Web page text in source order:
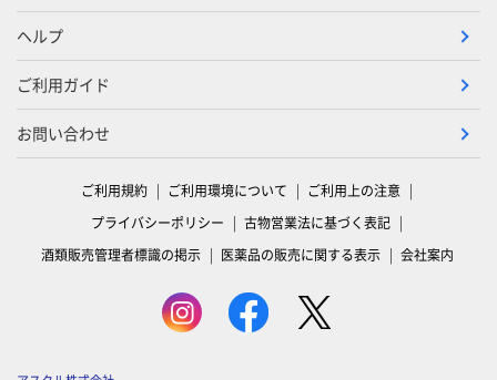
ヘルプ
ご利用ガイド
お問い合わせ
ご利用規約 ご利用環境について
ご利用上の注意
プライバシーポリシー
古物営業法に基づく表記
酒類販売管理者標識の掲示
医薬品の販売に関する表示 会社案内